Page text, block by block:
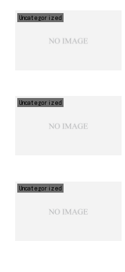
Uncategorized
Uncategorized
Uncategorized